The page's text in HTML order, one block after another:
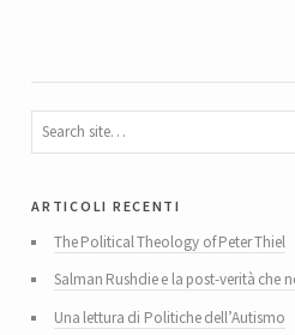
articoli recenti
The Political Theology of Peter Thiel
Salman Rushdie e la post-verità che
Una lettura di Politiche dell’Autismo